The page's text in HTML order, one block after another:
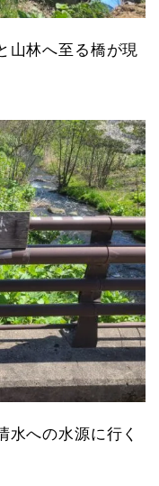
山林へ至る橋が現
への水源に行く